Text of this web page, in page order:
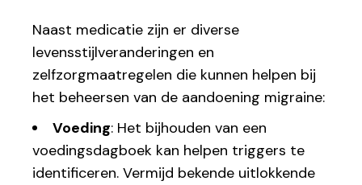
Naast medicatie zijn er diverse
levensstijlveranderingen en
zelfzorgmaatregelen die kunnen helpen bij
het beheersen van de aandoening migraine:
Voeding: Het bijhouden van een
voedingsdagboek kan helpen triggers te
identificeren. Vermijd bekende uitlokkende